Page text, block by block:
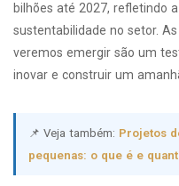
bilhões até 2027, refletindo
sustentabilidade no setor.
veremos emergir são um
inovar e construir um
📌 Veja também: Projetos
pequenas: o que é e